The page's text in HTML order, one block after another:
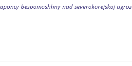
bespomoshhny-nad-severokorejskoj-